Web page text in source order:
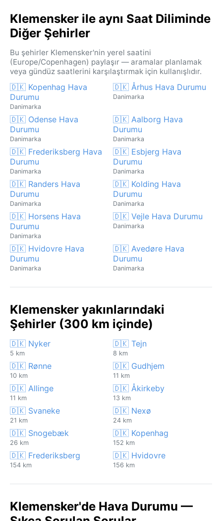
Klemensker ile aynı Saat Diliminde
Diğer Şehirler
Bu şehirler Klemensker'nin yerel saatini
(Europe/Copenhagen) paylaşır — aramalar planlamak
veya gündüz saatlerini karşılaştırmak için kullanışlıdır.
🇩🇰 Kopenhag Hava
Durumu
Danimarka
🇩🇰 Århus Hava Durumu
Danimarka
🇩🇰 Odense Hava
Durumu
Danimarka
🇩🇰 Aalborg Hava
Durumu
Danimarka
🇩🇰 Frederiksberg Hava
Durumu
Danimarka
🇩🇰 Esbjerg Hava
Durumu
Danimarka
🇩🇰 Randers Hava
Durumu
Danimarka
🇩🇰 Kolding Hava
Durumu
Danimarka
🇩🇰 Horsens Hava
Durumu
Danimarka
🇩🇰 Vejle Hava Durumu
Danimarka
🇩🇰 Hvidovre Hava
Durumu
Danimarka
🇩🇰 Avedøre Hava
Durumu
Danimarka
Klemensker yakınlarındaki
Şehirler (300 km içinde)
🇩🇰 Nyker
5 km
🇩🇰 Tejn
8 km
🇩🇰 Rønne
10 km
🇩🇰 Gudhjem
11 km
🇩🇰 Allinge
11 km
🇩🇰 Åkirkeby
13 km
🇩🇰 Svaneke
21 km
🇩🇰 Nexø
24 km
🇩🇰 Snogebæk
26 km
🇩🇰 Kopenhag
152 km
🇩🇰 Frederiksberg
154 km
🇩🇰 Hvidovre
156 km
Klemensker'de Hava Durumu —